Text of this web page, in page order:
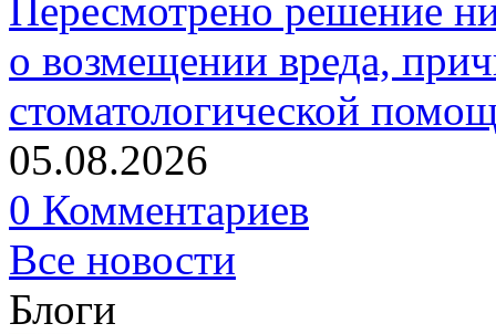
Пересмотрено решение
о возмещении вреда,
стоматологической
05.08.2026
0 Комментариев
Все новости
Блоги